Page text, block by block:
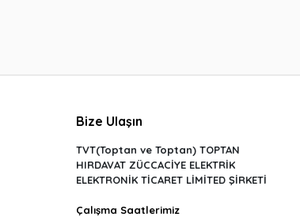
Bize Ulaşın
TVT(Toptan ve Toptan) TOPTAN
HIRDAVAT ZÜCCACİYE ELEKTRİK
ELEKTRONİK TİCARET LİMİTED ŞİRKETİ
Çalışma Saatlerimiz